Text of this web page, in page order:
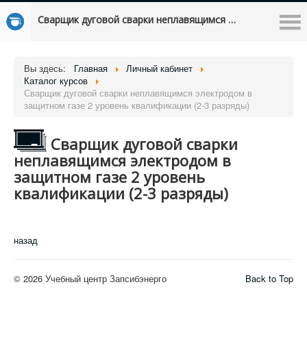
Сварщик дуговой сварки неплавящимся электродом в защитном газе 2 уровень квалификации (2-3 разряды)
Вы здесь: Главная
Личный кабинет
Каталог курсов
Сварщик дуговой сварки неплавящимся электродом в
защитном газе 2 уровень квалификации (2-3 разряды)
Сварщик дуговой сварки
неплавящимся электродом в
защитном газе 2 уровень
квалификации (2-3 разряды)
назад
Back to Top
© 2026 Учебный центр Запсибэнерго